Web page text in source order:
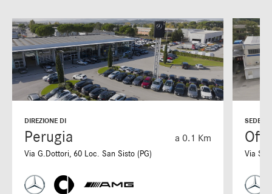
DIREZIONE DI
Perugia a 0.1 Km
Via G.Dottori, 60 Loc. San Sisto (PG)
SEDE DI
Via S.